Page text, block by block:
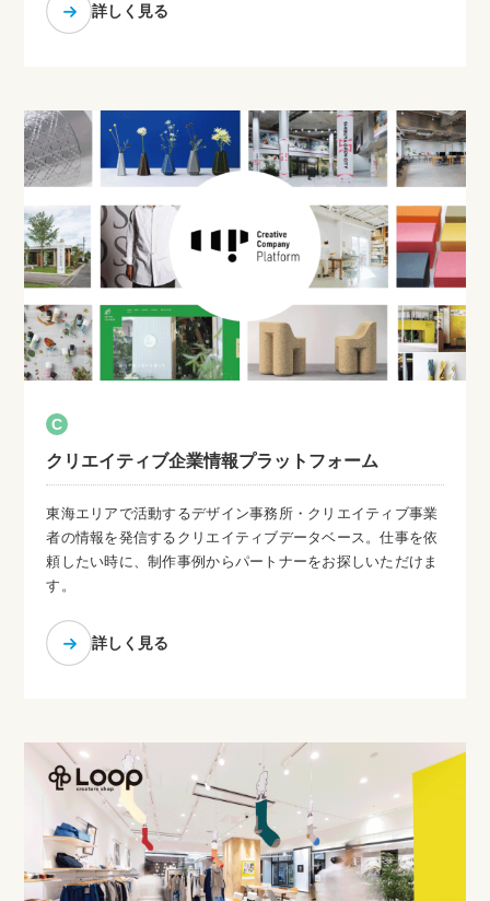
詳しく見る
C
クリエイティブ企業情報プラットフォーム
東海エリアで活動するデザイン事務所・クリエイティブ事業
者の情報を発信するクリエイティブデータベース。仕事を依
頼したい時に、制作事例からパートナーをお探しいただけま
す。
詳しく見る